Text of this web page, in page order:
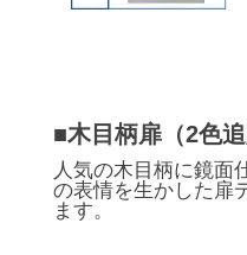
■木目柄扉（2色
人気の木目柄に鏡面
の表情を生かした扉
ます。